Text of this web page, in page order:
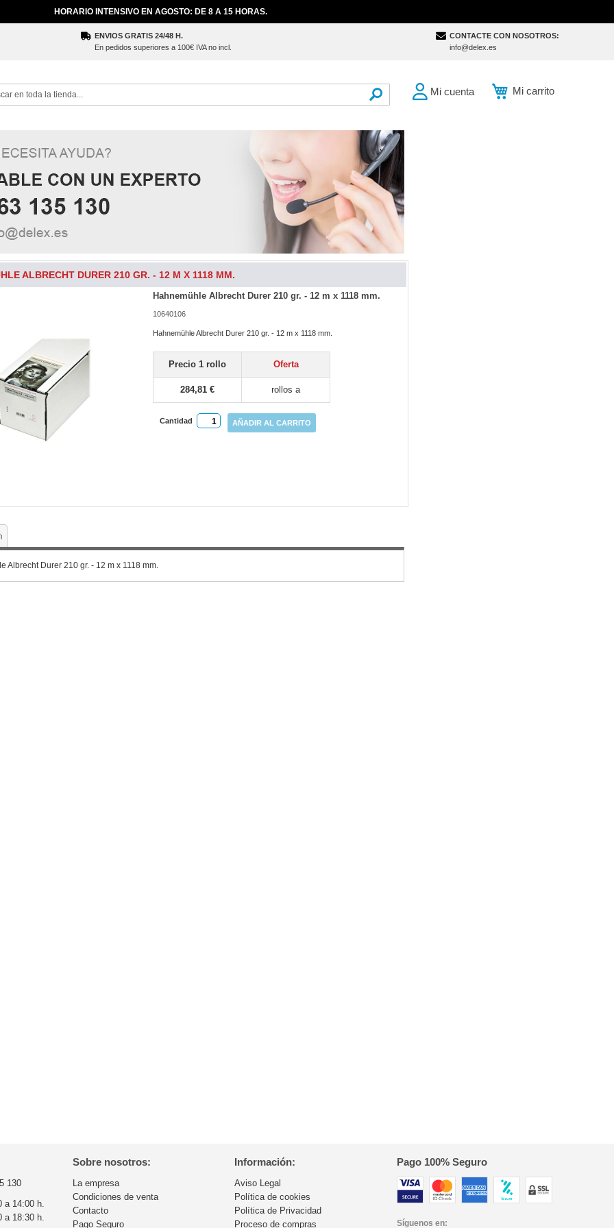
HORARIO INTENSIVO EN AGOSTO: DE 8 A 15 HORAS.
ENVIOS GRATIS 24/48 H.
En pedidos superiores a 100€ IVA no incl.
CONTACTE CON NOSOTROS:
info@delex.es
Mi carrito
Mi cuenta
ALBRECHT DURER 210 GR. - 12 M X 1118 MM.
Hahnemühle Albrecht Durer 210 gr. - 12 m x 1118 mm.
10640106
Hahnemühle Albrecht Durer 210 gr. - 12 m x 1118 mm.
Precio 1 rollo Oferta
284,81 € rollos a
Cantidad AÑADIR AL CARRITO
Albrecht Durer 210 gr. - 12 m x 1118 mm.
130
a 14:00 h.
a 18:30 h.
Sobre nosotros:
La empresa
Condiciones de venta
Contacto
Pago Seguro
Información:
Aviso Legal
Política de cookies
Política de Privacidad
Proceso de compras
Pago 100% Seguro
Síguenos en: